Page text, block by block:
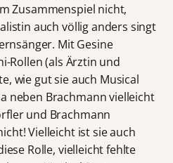
Zusammenspiel nicht,
auch völlig anders singt
Mit Gesine
Rollen (als Ärztin und
wie gut sie auch Musical
neben Brachmann vielleicht
und Brachmann
Vielleicht ist sie auch
Rolle, vielleicht fehlte